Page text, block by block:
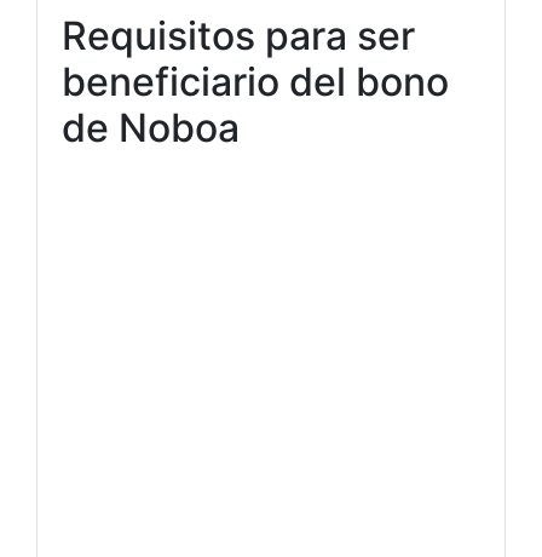
Requisitos para ser
beneficiario del bono
de Noboa